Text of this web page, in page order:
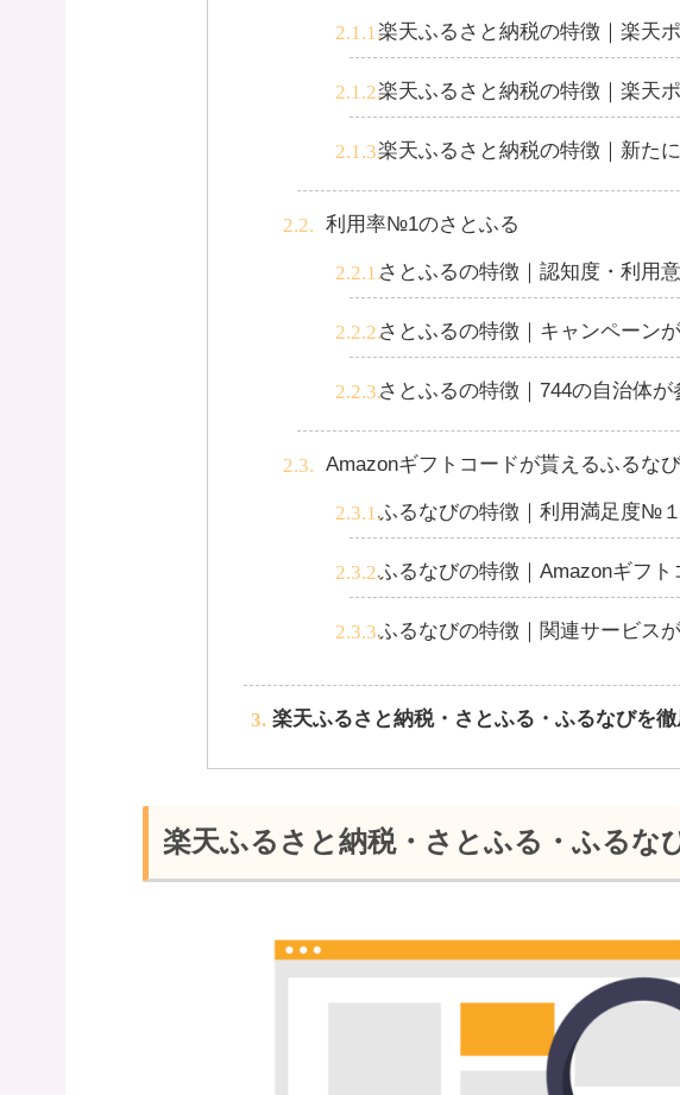
楽天ふるさと納税の特徴｜楽天
楽天ふるさと納税の特徴｜楽天
楽天ふるさと納税の特徴｜新た
利用率№1のさとふる
さとふるの特徴｜認知度・利用
さとふるの特徴｜キャンペーン
さとふるの特徴｜744の自治体が
Amazonギフトコードが貰えるふるなび
ふるなびの特徴｜利用満足度№１
ふるなびの特徴｜Amazonギフト
ふるなびの特徴｜関連サービス
楽天ふるさと納税・さとふる・ふるなびを
楽天ふるさと納税・さとふる・ふるな